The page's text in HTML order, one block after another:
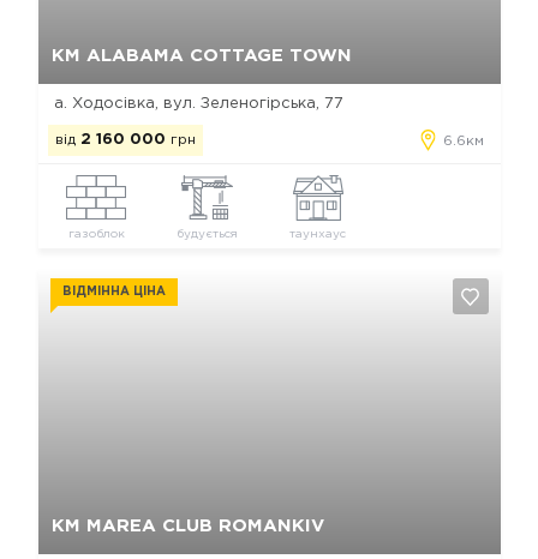
КМ ALABAMA COTTAGE TOWN
а. Ходосівка, вул. Зеленогірська, 77
від 2 160 000 грн 6.6км
газоблок будується таунхаус
КМ MAREA CLUB ROMANKIV
ВІДМІННА ЦІНА